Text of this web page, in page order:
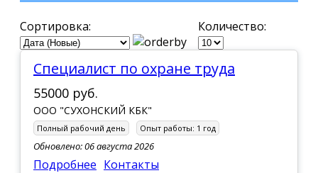
Сортировка: Количество:
Специалист по охране труда
55000 руб.
ООО "СУХОНСКИЙ КБК"
Полный рабочий день Опыт работы: 1 год
Обновлено: 06 августа 2026
Подробнее Контакты